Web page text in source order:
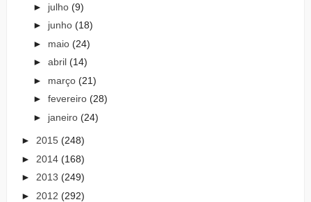
► julho (9)
► junho (18)
► maio (24)
► abril (14)
► março (21)
► fevereiro (28)
► janeiro (24)
► 2015 (248)
► 2014 (168)
► 2013 (249)
► 2012 (292)